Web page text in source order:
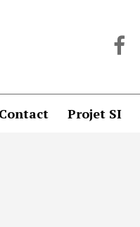
Contact Projet SI